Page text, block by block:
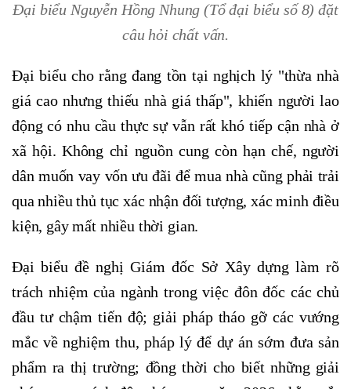
Đại biểu Nguyễn Hồng Nhung (Tổ đại biểu số 8) đặt
câu hỏi chất vấn.
Đại biểu cho rằng đang tồn tại nghịch lý "thừa nhà
giá cao nhưng thiếu nhà giá thấp", khiến người lao
động có nhu cầu thực sự vẫn rất khó tiếp cận nhà ở
xã hội. Không chỉ nguồn cung còn hạn chế, người
dân muốn vay vốn ưu đãi để mua nhà cũng phải trải
qua nhiều thủ tục xác nhận đối tượng, xác minh điều
kiện, gây mất nhiều thời gian.
Đại biểu đề nghị Giám đốc Sở Xây dựng làm rõ
trách nhiệm của ngành trong việc đôn đốc các chủ
đầu tư chậm tiến độ; giải pháp tháo gỡ các vướng
mắc về nghiệm thu, pháp lý để dự án sớm đưa sản
phẩm ra thị trường; đồng thời cho biết những giải